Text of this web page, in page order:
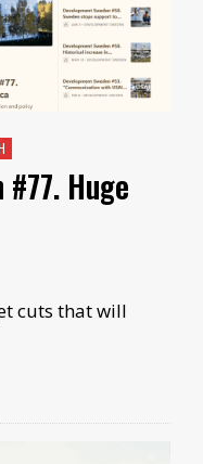
Huge
cuts that will